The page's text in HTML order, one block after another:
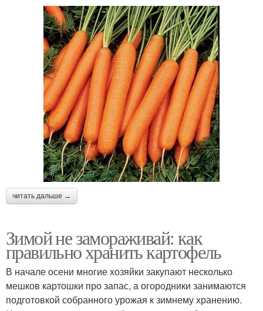
читать дальше →
Зимой не замораживай: как
правильно хранить картофель
В начале осени многие хозяйки закупают несколько
мешков картошки про запас, а огородники занимаются
подготовкой собранного урожая к зимнему хранению.